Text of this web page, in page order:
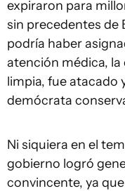
expiraron para
sin precedentes de
podría haber
atención médica, la
limpia, fue atacado
demócrata
Ni siquiera en el
gobierno logró
convincente, ya